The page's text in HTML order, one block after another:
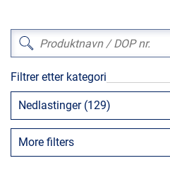
Lavspenning
Høyspenningskabeltilbehør
Mellomspenningskabeltilbehør
Referanser
Nedlastinger
Filtrer etter kategori
Nedlastinger (129)
More filters